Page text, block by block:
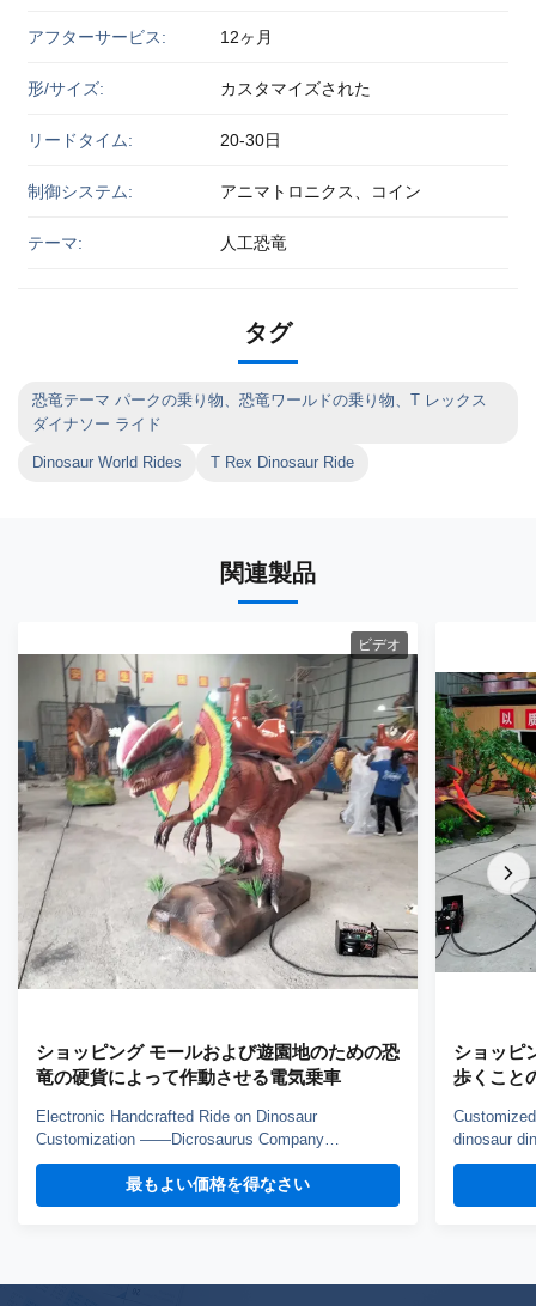
アフターサービス: 12ヶ月
形/サイズ: カスタマイズされた
リードタイム: 20-30日
制御システム: アニマトロニクス、コイン
テーマ: 人工恐竜
タグ
恐竜テーマ パークの乗り物、恐竜ワールドの乗り物、T レックス
ダイナソー ライド
Dinosaur World Rides T Rex Dinosaur Ride
関連製品
ビデオ
ショッピング モールおよび遊園地のための恐
竜の硬貨によって作動させる電気乗車
Electronic Handcrafted Ride on Dinosaur
Customization ——Dicrosaurus Company
introduction Zigong City Red Tiger Culture & Art
Co.,Ltd was established in early 2016, which is
located in the hometown of dinosaurs-- Zigong City,
最もよい価格を得なさい
ショッピ
歩くこと
dinosaur
Dinosaur
Crafted